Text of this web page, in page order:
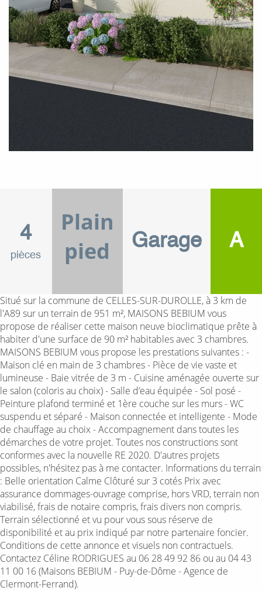
4
pièces
Plain
pied
Garage A
Situé sur la commune de CELLES-SUR-DUROLLE, à 3 km de
l'A89 sur un terrain de 951 m², MAISONS BEBIUM vous
propose de réaliser cette maison neuve bioclimatique prête à
habiter d'une surface de 90 m² habitables avec 3 chambres.
MAISONS BEBIUM vous propose les prestations suivantes : -
Maison clé en main de 3 chambres - Pièce de vie vaste et
lumineuse - Baie vitrée de 3 m - Cuisine aménagée ouverte sur
le salon (coloris au choix) - Salle d’eau équipée - Sol posé -
Peinture plafond terminé et 1ère couche sur les murs - WC
suspendu et séparé - Maison connectée et intelligente - Mode
de chauffage au choix - Accompagnement dans toutes les
démarches de votre projet. Toutes nos constructions sont
conformes avec la nouvelle RE 2020. D'autres projets
possibles, n'hésitez pas à me contacter. Informations du terrain
: Belle orientation Calme Clôturé sur 3 cotés Prix avec
assurance dommages-ouvrage comprise, hors VRD, terrain non
viabilisé, frais de notaire compris, frais divers non compris.
Terrain sélectionné et vu pour vous sous réserve de
disponibilité et au prix indiqué par notre partenaire foncier.
Conditions de cette annonce et visuels non contractuels.
Contactez Céline RODRIGUES au 06 28 49 92 86 ou au 04 43
11 00 16 (Maisons BEBIUM - Puy-de-Dôme - Agence de
Clermont-Ferrand).